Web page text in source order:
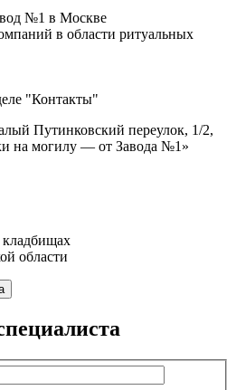
№1 в Москве
в области ритуальных
"Контакты"
Путинковский переулок, 1/2,
на могилу — от Завода №1»
области